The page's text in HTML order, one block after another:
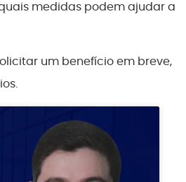
medidas podem ajudar a
um benefício em breve,